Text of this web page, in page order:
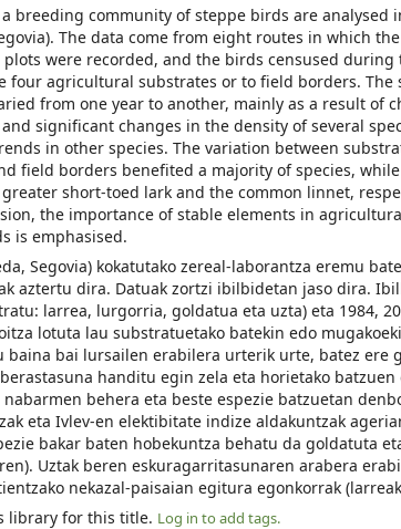
breeding community of steppe birds are analysed
The data come from eight routes in which
were recorded, and the birds censused during
four agricultural substrates or to field borders.
from one year to another, mainly as a result of
significant changes in the density of several
in other species. The variation between
field borders benefited a majority of species,
short-toed lark and the common linnet,
the importance of stable elements in
is emphasised.
Segovia) kokatutako zereal-laborantza eremu
aztertu dira. Datuak zortzi ibilbidetan jaso dira.
larrea, lurgorria, goldatua eta uzta) eta 1984,
lotuta lau substratuetako batekin edo
baina bai lursailen erabilera urterik urte, batez ere
handitu egin zela eta horietako
behera eta beste espezie batzuetan
eta Ivlev-en elektibitate indize aldakuntzak
bakar baten hobekuntza behatu da goldatuta
Uztak beren eskuragarritasunaren arabera
nekazal-paisaian egitura egonkorrak
library for this title. Log in to add tags.